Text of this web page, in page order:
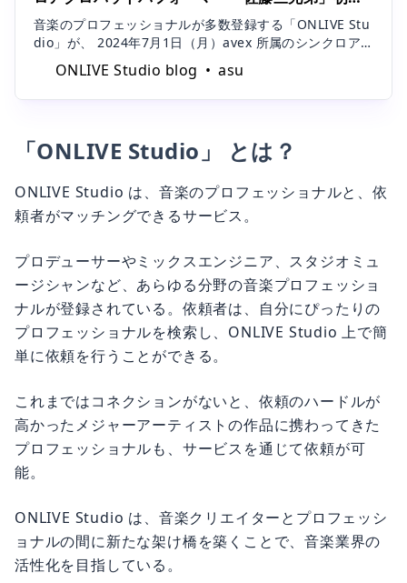
オリジナル楽曲コンテスト開催への想い |
ONLIVE Studio blog
音楽のプロフェッショナルが多数登録する「ONLIVE Stu
dio」が、 2024年7月1日（月）avex 所属のシンクロア
を開催することになりました。作曲・作詞、アレンジ、
ミックスの３段階で募集を行い、優勝者の楽曲は avex よ
ONLIVE Studio blog asu
「ONLIVE Studio」 とは？
ONLIVE Studio は、音楽のプロフェッショナルと、依
頼者がマッチングできるサービス。
プロデューサーやミックスエンジニア、スタジオミュ
ージシャンなど、あらゆる分野の音楽プロフェッショ
ナルが登録されている。依頼者は、自分にぴったりの
プロフェッショナルを検索し、ONLIVE Studio 上で簡
単に依頼を行うことができる。
これまではコネクションがないと、依頼のハードルが
高かったメジャーアーティストの作品に携わってきた
プロフェッショナルも、サービスを通じて依頼が可
能。
ONLIVE Studio は、音楽クリエイターとプロフェッシ
ョナルの間に新たな架け橋を築くことで、音楽業界の
活性化を目指している。